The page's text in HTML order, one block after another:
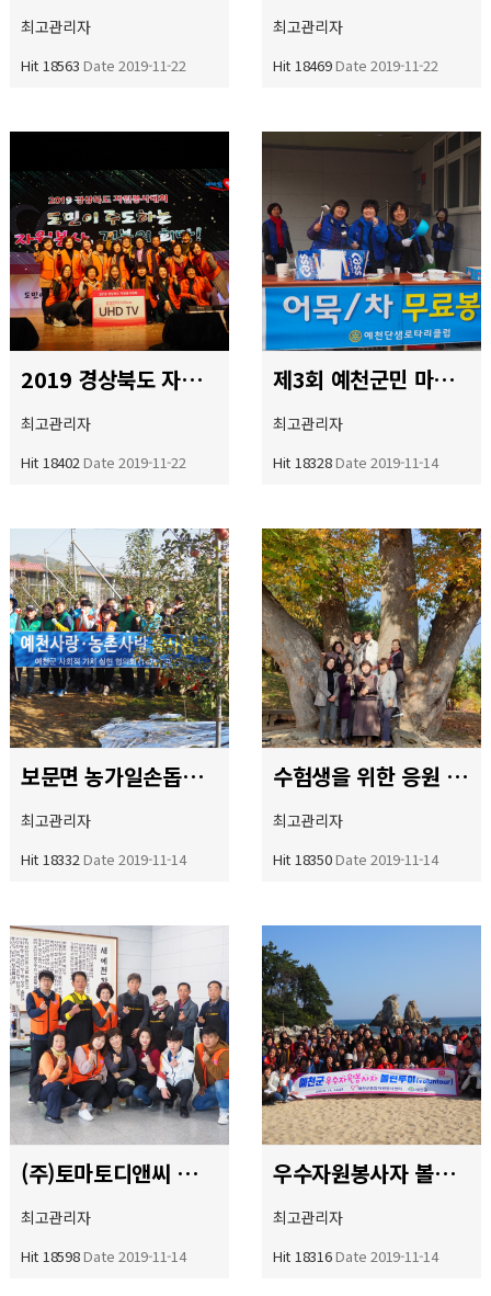
최고관리자
Hit 18563Date 2019-11-22
최고관리자
Hit 18469Date 2019-11-22
2019 경상북도 자원봉사대회 참가
최고관리자
Hit 18402Date 2019-11-22
제3회 예천군민 마스터즈 5km 단축 마라톤대회 진행보조
최고관리자
Hit 18328Date 2019-11-14
보문면 농가일손돕기 활동
최고관리자
Hit 18332Date 2019-11-14
수험생을 위한 응원 보따리 활동
최고관리자
Hit 18350Date 2019-11-14
(주)토마토디앤씨 봉사단 & 예천사랑 이'미용 봉사단 안경맞춤 및 이·미용봉사
최고관리자
Hit 18598Date 2019-11-14
우수자원봉사자 볼런투어
최고관리자
Hit 18316Date 2019-11-14